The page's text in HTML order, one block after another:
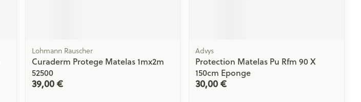
Lohmann Rauscher
Curaderm Protege Matelas 1mx2m
52500
39,00 €
Advys
Protection Matelas Pu Rfm 90 X
150cm Eponge
30,00 €